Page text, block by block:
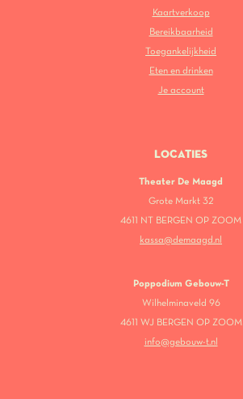
Kaartverkoop
Bereikbaarheid
Toegankelijkheid
Eten en drinken
Je account
LOCATIES
Theater De Maagd
Grote Markt 32
4611 NT BERGEN OP ZOOM
kassa@demaagd.nl
Poppodium Gebouw-T
Wilhelminaveld 96
4611 WJ BERGEN OP ZOOM
info@gebouw-t.nl